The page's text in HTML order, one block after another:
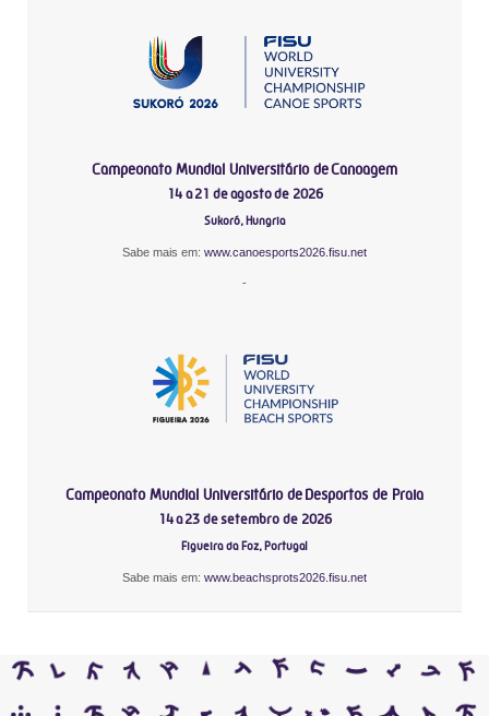
Campeonato Mundial Universitário de Canoagem
14 a 21 de agosto de 2026
Sukoró, Hungria
Sabe mais em: www.canoesports2026.fisu.net
-
Campeonato Mundial Universitário de Desportos de Praia
14 a 23 de setembro de 2026
Figueira da Foz, Portugal
Sabe mais em: www.beachsprots2026.fisu.net